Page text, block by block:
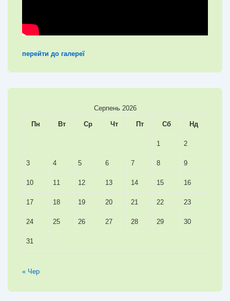
перейти до галереї
Серпень 2026
Пн Вт Ср Чт Пт Сб Нд
1 2
3 4 5 6 7 8 9
10 11 12 13 14 15 16
17 18 19 20 21 22 23
24 25 26 27 28 29 30
31
« Чер